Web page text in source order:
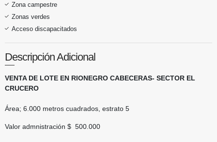
Zona campestre
Zonas verdes
Acceso discapacitados
Descripción Adicional
VENTA DE LOTE EN RIONEGRO CABECERAS- SECTOR EL
CRUCERO
Área; 6.000 metros cuadrados, estrato 5
Valor admnistración $ 500.000